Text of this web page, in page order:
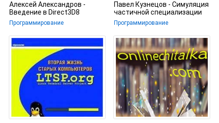
Алексей Александров -
Введение в Direct3D8
Программирование
Павел Кузнецов - Симуляция
частичной специализации
Программирование